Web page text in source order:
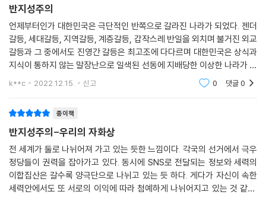
않았다. 윤석열은 ‘배짱’이라기보다는 못 말리는 ‘둔감’을 갖고 있다고 할
정도로 윤석열 정권의 특성이 되어버렸다. 둔감은 ‘무딘 감정이나 감각’을
말한다. 이제 윤석열 정권은 ‘둔감 정권’이라고 할 만하다. 이는 윤석열의
모든 한계와 결함이 농축되어 있다고 해도 과언이 아니다.
더 이해할 수 없는 것은 김건희와 관련된 문제다. 이는 김건희보다 윤석열
논란이 여러 차례 터졌을 때 윤석열 부부는 그런 일이 결코 일어나지 않게
하겠다고 국민에게 약속했지만, 이 약속은 지켜지지 않았다. 윤석열에게는
김건희의 문제에 관한 한 공사 구분을 할 뜻도, 능력도 없는 것 같다. 자신
에게 큰 정치적 타격이 될 수 있는 일들이 벌어져도 아무 일도 아니라는 듯
무신경하게 방치했다. 아니면 윤석열은 오직 ‘건희의 남자’로만 만족하겠
다는 건가? 그래서 그런 일들이 계속 벌어지는데도 모른 척하고 다른 곳에
가서 다른 일로 최선을 다하겠다고 외쳐댄다. 워낙 둔감과 무신경의 극치
반지성주의
언제부터인가 대한민국은 극단적인 반쪽으로 갈라진 나라가 되었다. 젠더
갈등, 세대갈등, 지역갈등, 계층갈등, 갑작스레 반일을 외치며 불거진 외교
갈등과 그 중에서도 진영간 갈등은 최고조에 다다르며 대한민국은 상식과
지식이 통하지 않는 말장난으로 일색된 선동에 지배당한 이상한 나라가 된
듯 했다. 점점 더 극단적으로 치우치는 갈등과 반목들은 단순 김어준 같은
k**c 2022.12.15. 신고 0 댓글0
종이책
반지성주의-우리의 자화상
전 세계가 둘로 나뉘어져 가고 있는 듯한 느낌이다. 각국의 선거에서 극우
정당들이 권력을 잡아가고 있다. 동시에 SNS로 전달되는 정보와 세력의
이합집산은 갈수록 양극단으로 나뉘고 있는 듯 하다. 게다가 자신이 속한
세력안에서도 또 서로의 이익에 따라 첨예하게 나뉘어지고 있는 것 같다.